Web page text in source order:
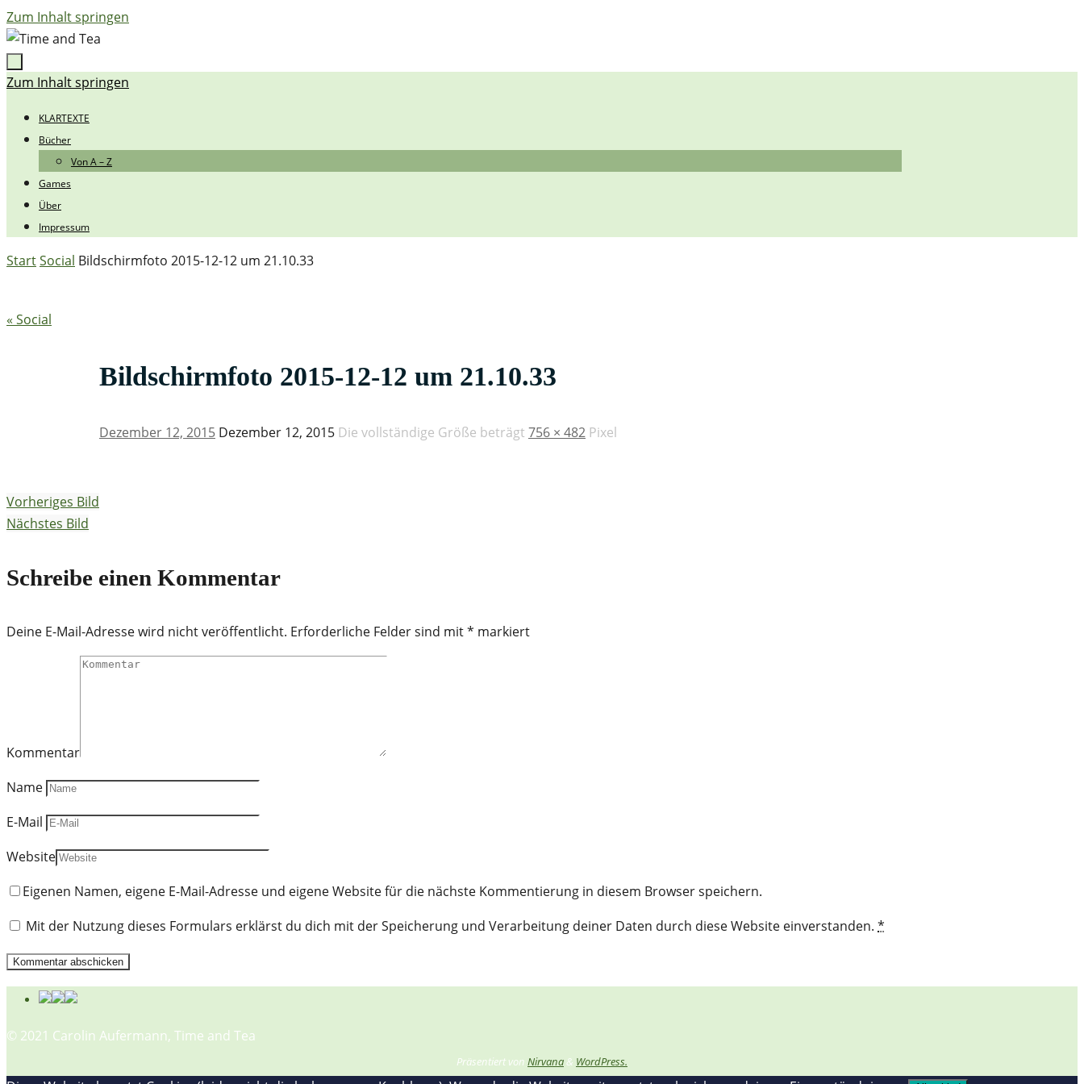
Zum Inhalt springen
Zum Inhalt springen
KLARTEXTE
Bücher
Von A – Z
Games
Über
Impressum
StartSocial Bildschirmfoto 2015-12-12 um 21.10.33
« Social
Bildschirmfoto 2015-12-12 um 21.10.33
Dezember 12, 2015 Dezember 12, 2015 Die vollständige Größe beträgt 756 × 482 Pixel
Vorheriges Bild
Nächstes Bild
Schreibe einen Kommentar
Deine E-Mail-Adresse wird nicht veröffentlicht. Erforderliche Felder sind mit* markiert
Kommentar
Name
E-Mail
Website
Eigenen Namen, eigene E-Mail-Adresse und eigene Website für die nächste Kommentierung in diesem Browser speichern.
Mit der Nutzung dieses Formulars erklärst du dich mit der Speicherung und Verarbeitung deiner Daten durch diese Website einverstanden. *
© 2021 Carolin Aufermann, Time and Tea
Präsentiert von Nirvana & WordPress.